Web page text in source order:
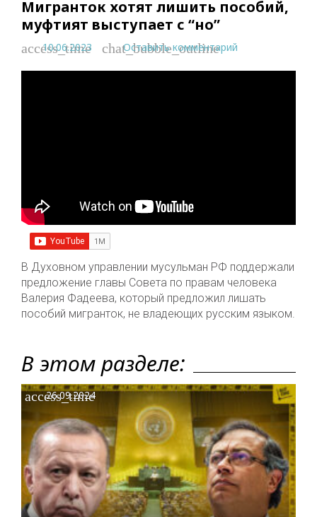
Мигранток хотят лишить пособий,
муфтият выступает с “но”
access_time
10.06.2023 chat_bubble_outline
Оставить комментарий
В Духовном управлении мусульман РФ поддержали
предложение главы Совета по правам человека
Валерия Фадеева, который предложил лишать
пособий мигранток, не владеющих русским языком.
В этом разделе:
access_time
26.09.2024